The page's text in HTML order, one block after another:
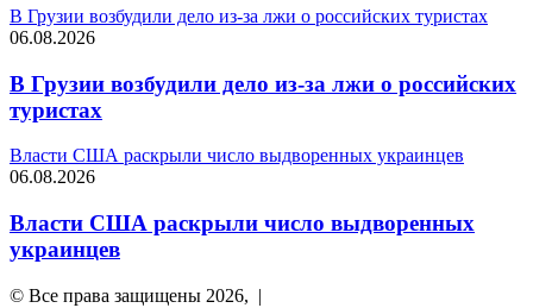
В Грузии возбудили дело из-за лжи о российских туристах
06.08.2026
В Грузии возбудили дело из-за лжи о российских
туристах
Власти США раскрыли число выдворенных украинцев
06.08.2026
Власти США раскрыли число выдворенных
украинцев
© Все права защищены 2026, |